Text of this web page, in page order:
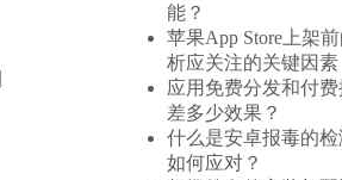
能？
苹果App Store上架
析应关注的关键因素
应用免费分发和付
差多少效果？
什么是安卓报毒的检
如何应对？